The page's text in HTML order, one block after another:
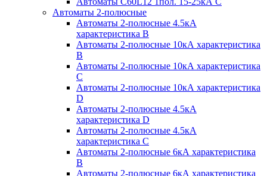
Автоматы 2-полюсные
Автоматы 2-полюсные 4.5кА
характеристика В
Автоматы 2-полюсные 10кА характеристика
B
Автоматы 2-полюсные 10кА характеристика
C
Автоматы 2-полюсные 10кА характеристика
D
Автоматы 2-полюсные 4.5кА
характеристика D
Автоматы 2-полюсные 4.5кА
характеристика С
Автоматы 2-полюсные 6кА характеристика
B
Автоматы 2-полюсные 6кА характеристика